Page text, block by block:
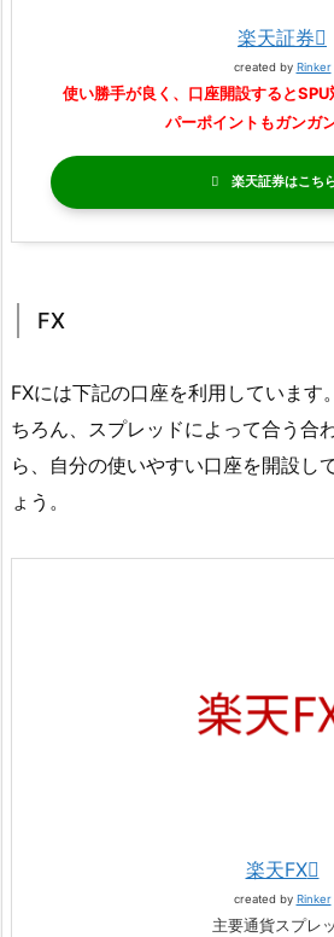
楽天証券
created by Rinker
使い勝手が良く、口座開設すると
パーポイントもガンガ
楽天証券
FX
FXには下記の口座を利用しています
ちろん、スプレッドによって合う合
ら、自分の使いやすい口座を開設し
ょう。
楽天FX
created by Rinker
主要通貨スプレ